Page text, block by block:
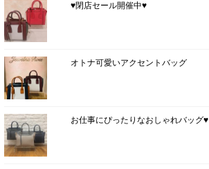
♥閉店セール開催中♥
オトナ可愛いアクセントバッグ
お仕事にぴったりなおしゃれバッグ♥